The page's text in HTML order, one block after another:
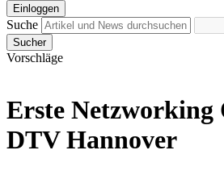
Einloggen
Suche
Sucher
Vorschläge
Erste Netzworking
DTV Hannover